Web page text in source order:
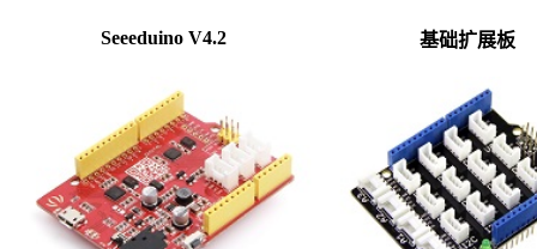
Seeeduino V4.2 基础扩展板